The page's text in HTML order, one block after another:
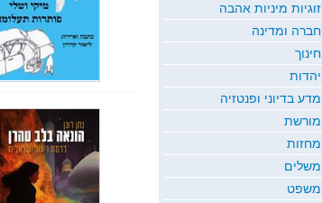
זוגיות מיניות אהבה
חברה ומדינה
חינוך
יהדות
מדע בדיוני ופנטזיה
מורשת
מחזות
משלים
משפט